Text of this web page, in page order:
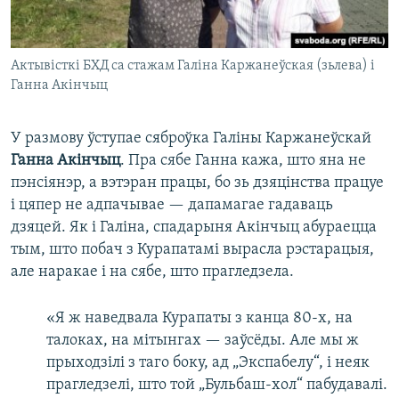
Актывісткі БХД са стажам Галіна Каржанеўская (зьлева) і
Ганна Акінчыц
У размову ўступае сяброўка Галіны Каржанеўскай
Ганна Акінчыц. Пра сябе Ганна кажа, што яна не
пэнсіянэр, а вэтэран працы, бо зь дзяцінства працуе
і цяпер не адпачывае — дапамагае гадаваць
дзяцей. Як і Галіна, спадарыня Акінчыц абураецца
тым, што побач з Курапатамі вырасла рэстарацыя,
але наракае і на сябе, што прагледзела.
«Я ж наведвала Курапаты з канца 80-х, на
талоках, на мітынгах — заўсёды. Але мы ж
прыходзілі з таго боку, ад „Экспабелу“, і неяк
прагледзелі, што той „Бульбаш-хол“ пабудавалі.